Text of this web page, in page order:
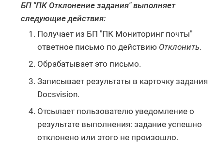
БП "ПК Отклонение задания" выполняет
следующие действия:
Получает из БП "ПК Мониторинг почты"
ответное письмо по действию Отклонить.
Обрабатывает это письмо.
Записывает результаты в карточку задания
Docsvision.
Отсылает пользователю уведомление о
результате выполнения: задание успешно
отклонено или этого не произошло.